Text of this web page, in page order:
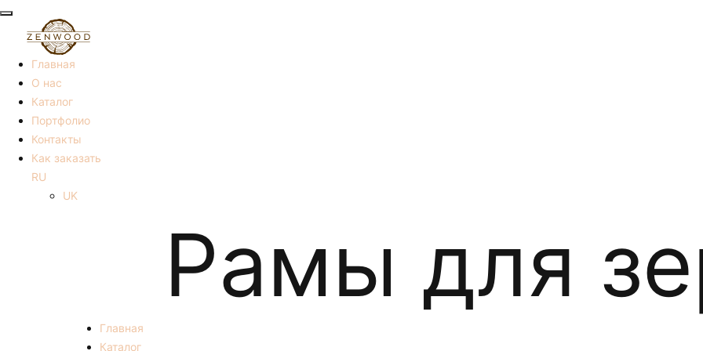
Главная
О нас
Каталог
Портфолио
Контакты
Как заказать
RU
UK
Рамы для
Главная
Каталог